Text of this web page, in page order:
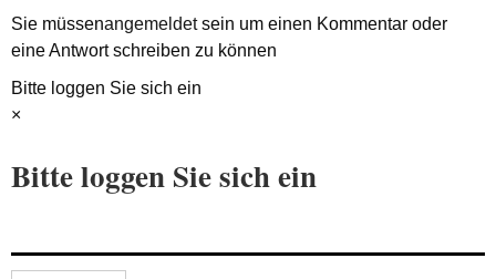
Sie müssenangemeldetsein um einen Kommentar oder
eine Antwort schreiben zu können
Bitte loggen Sie sich ein
×
Bitte loggen Sie sich ein